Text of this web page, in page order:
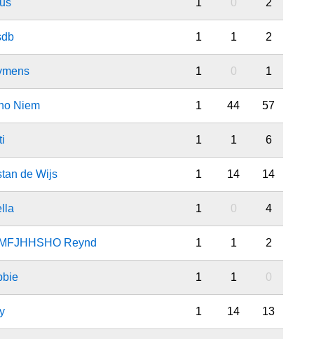
1 0 2
1 1 2
1 0 1
Niem 1 44 57
1 1 6
de Wijs 1 14 14
1 0 4
Reynd 1 1 2
1 1 0
1 14 13